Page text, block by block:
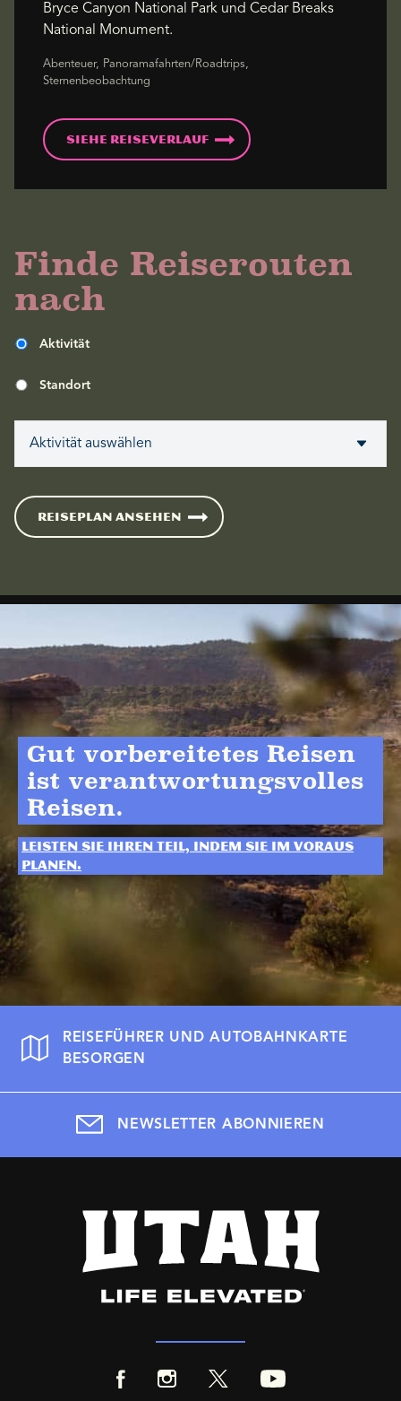
Bryce Canyon National Park und Cedar Breaks
National Monument.
Abenteuer, Panoramafahrten/Roadtrips,
Sternenbeobachtung
Siehe Reiseverlauf
Finde Reiserouten
nach
Aktivität
Standort
REISEPLAN ANSEHEN
Gut vorbereitetes Reisen
ist verantwortungsvolles
Reisen.
Leisten Sie Ihren Teil, indem Sie im Voraus
planen.
REISEFÜHRER UND AUTOBAHNKARTE
BESORGEN
NEWSLETTER ABONNIEREN